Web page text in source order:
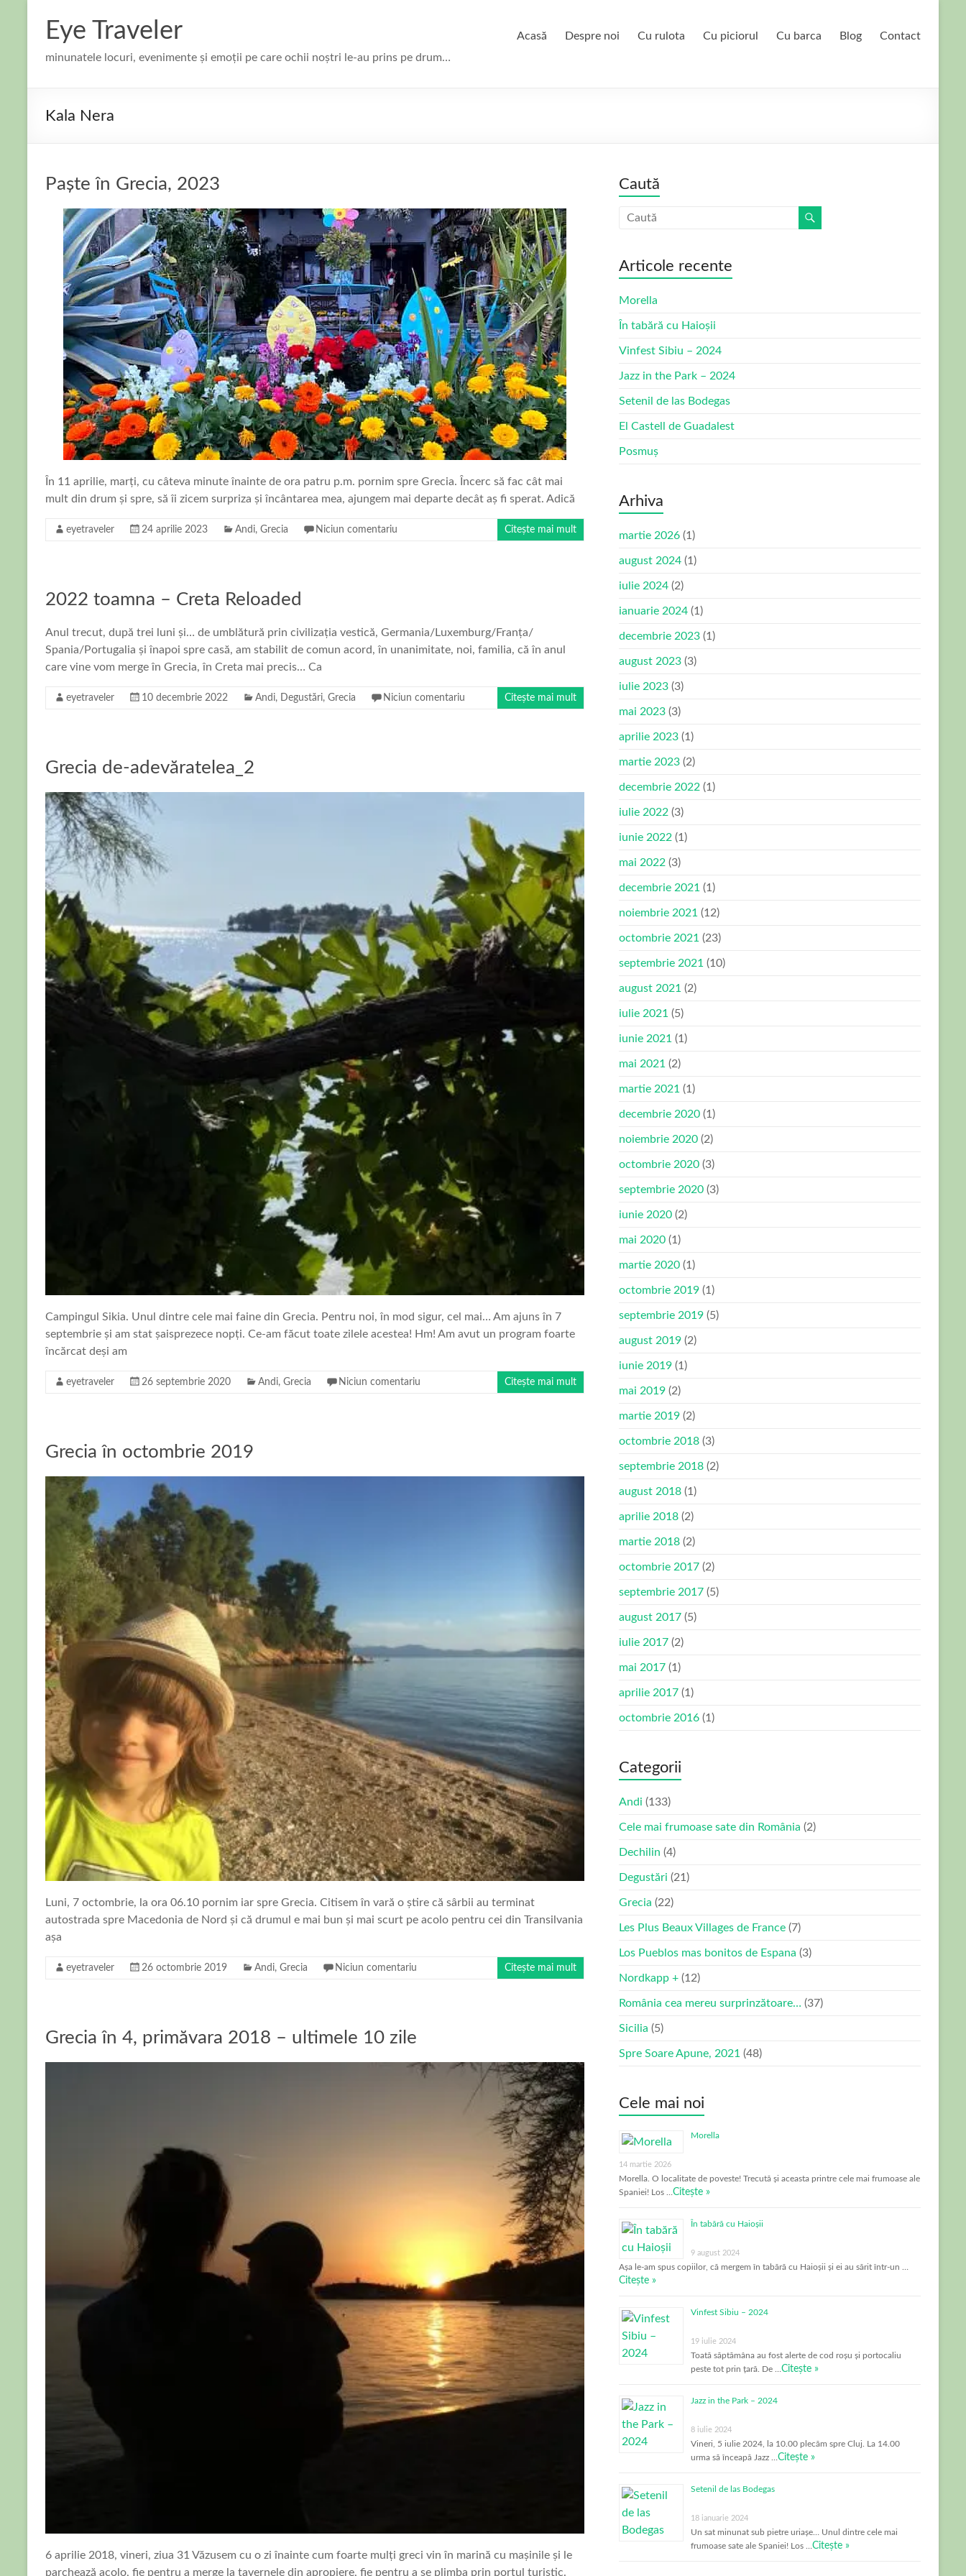
contentEye Traveler
minunatele locuri, evenimente și emoții pe care ochii noștri le-au prins pe drum…
Acasă Despre noi Cu rulota Cu piciorul Cu barca Blog Contact
Kala Nera
Paște în Grecia, 2023
În 11 aprilie, marți, cu câteva minute înainte de ora patru p.m. pornim spre Grecia. Încerc să fac cât mai
mult din drum și spre, să îi zicem surpriza și încântarea mea, ajungem mai departe decât aș fi sperat. Adică
eyetraveler 24 aprilie 2023 Andi, Grecia Niciun comentariu Citește mai mult
2022 toamna – Creta Reloaded
Anul trecut, după trei luni și… de umblătură prin civilizația vestică, Germania/Luxemburg/Franța/
Spania/Portugalia și înapoi spre casă, am stabilit de comun acord, în unanimitate, noi, familia, că în anul
care vine vom merge în Grecia, în Creta mai precis… Ca
eyetraveler 10 decembrie 2022 Andi, Degustări, Grecia Niciun comentariu Citește mai mult
Grecia de-adevăratelea_2
Campingul Sikia. Unul dintre cele mai faine din Grecia. Pentru noi, în mod sigur, cel mai… Am ajuns în 7
septembrie și am stat șaisprezece nopți. Ce-am făcut toate zilele acestea! Hm! Am avut un program foarte
încărcat deși am
eyetraveler 26 septembrie 2020 Andi, Grecia Niciun comentariu Citește mai mult
Grecia în octombrie 2019
Luni, 7 octombrie, la ora 06.10 pornim iar spre Grecia. Citisem în vară o știre că sârbii au terminat
autostrada spre Macedonia de Nord și că drumul e mai bun și mai scurt pe acolo pentru cei din Transilvania
așa
eyetraveler 26 octombrie 2019 Andi, Grecia Niciun comentariu Citește mai mult
Grecia în 4, primăvara 2018 – ultimele 10 zile
6 aprilie 2018, vineri, ziua 31 Văzusem cu o zi înainte cum foarte mulți greci vin în marină cu mașinile și le
parchează acolo, fie pentru a merge la tavernele din apropiere, fie pentru a se plimba prin portul turistic.
Caută
Articole recente
Morella
În tabără cu Haioșii
Vinfest Sibiu – 2024
Jazz in the Park – 2024
Setenil de las Bodegas
El Castell de Guadalest
Posmuș
Arhiva
martie 2026 (1)
august 2024 (1)
iulie 2024 (2)
ianuarie 2024 (1)
decembrie 2023 (1)
august 2023 (3)
iulie 2023 (3)
mai 2023 (3)
aprilie 2023 (1)
martie 2023 (2)
decembrie 2022 (1)
iulie 2022 (3)
iunie 2022 (1)
mai 2022 (3)
decembrie 2021 (1)
noiembrie 2021 (12)
octombrie 2021 (23)
septembrie 2021 (10)
august 2021 (2)
iulie 2021 (5)
iunie 2021 (1)
mai 2021 (2)
martie 2021 (1)
decembrie 2020 (1)
noiembrie 2020 (2)
octombrie 2020 (3)
septembrie 2020 (3)
iunie 2020 (2)
mai 2020 (1)
martie 2020 (1)
octombrie 2019 (1)
septembrie 2019 (5)
august 2019 (2)
iunie 2019 (1)
mai 2019 (2)
martie 2019 (2)
octombrie 2018 (3)
septembrie 2018 (2)
august 2018 (1)
aprilie 2018 (2)
martie 2018 (2)
octombrie 2017 (2)
septembrie 2017 (5)
august 2017 (5)
iulie 2017 (2)
mai 2017 (1)
aprilie 2017 (1)
octombrie 2016 (1)
Categorii
Andi (133)
Cele mai frumoase sate din România (2)
Dechilin (4)
Degustări (21)
Grecia (22)
Les Plus Beaux Villages de France (7)
Los Pueblos mas bonitos de Espana (3)
Nordkapp + (12)
România cea mereu surprinzătoare… (37)
Sicilia (5)
Spre Soare Apune, 2021 (48)
Cele mai noi
Morella
14 martie 2026
Morella. O localitate de poveste! Trecută și aceasta printre cele mai frumoase ale
Spaniei! Los … Citește »
În tabără cu Haioșii
9 august 2024
Așa le-am spus copiilor, că mergem în tabără cu Haioșii și ei au sărit într-un …
Citește »
Vinfest Sibiu – 2024
19 iulie 2024
Toată săptămâna au fost alerte de cod roșu și portocaliu
peste tot prin țară. De … Citește »
Jazz in the Park – 2024
8 iulie 2024
Vineri, 5 iulie 2024, la 10.00 plecăm spre Cluj. La 14.00
urma să înceapă Jazz … Citește »
Setenil de las Bodegas
18 ianuarie 2024
Un sat minunat sub pietre uriașe… Unul dintre cele mai
frumoase sate ale Spaniei! Los … Citește »